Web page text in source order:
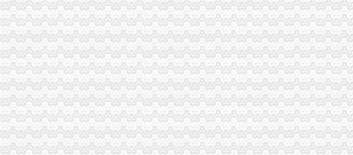
全市劳动模范、重庆分公司注销先进人物纳入微型企业创业扶持对象
全系统严查七类案件促进“两翼”重庆公司注销农户万元增收
《到群众中去——重庆市工商系统“三进三同”重庆代办公司活动纪实》摄影集编
市局召开“保护注册商标专用权”重庆代办公司新闻发布会
渝北局重庆分公司注销四举措加大游走字幕广告集中整
南岸局重庆税务注销迅速开展辖区电影院食品包装检查
江津局重庆税务注销四项措施全面提升登记和监管工作质量
永川局重庆分公司注销把握四点开展商标宣周活动
一季度全市重庆税务注销市场中介组织发展开局良好